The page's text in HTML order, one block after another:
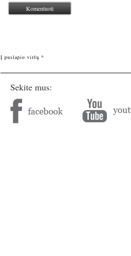
Į puslapio viršų ^
Sekite mus: